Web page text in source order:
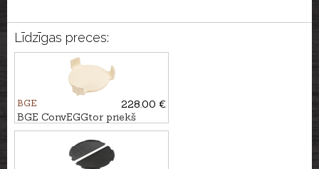
Līdzīgas preces:
BGE
228.00 €
BGE ConvEGGtor priekš
XLarge grila